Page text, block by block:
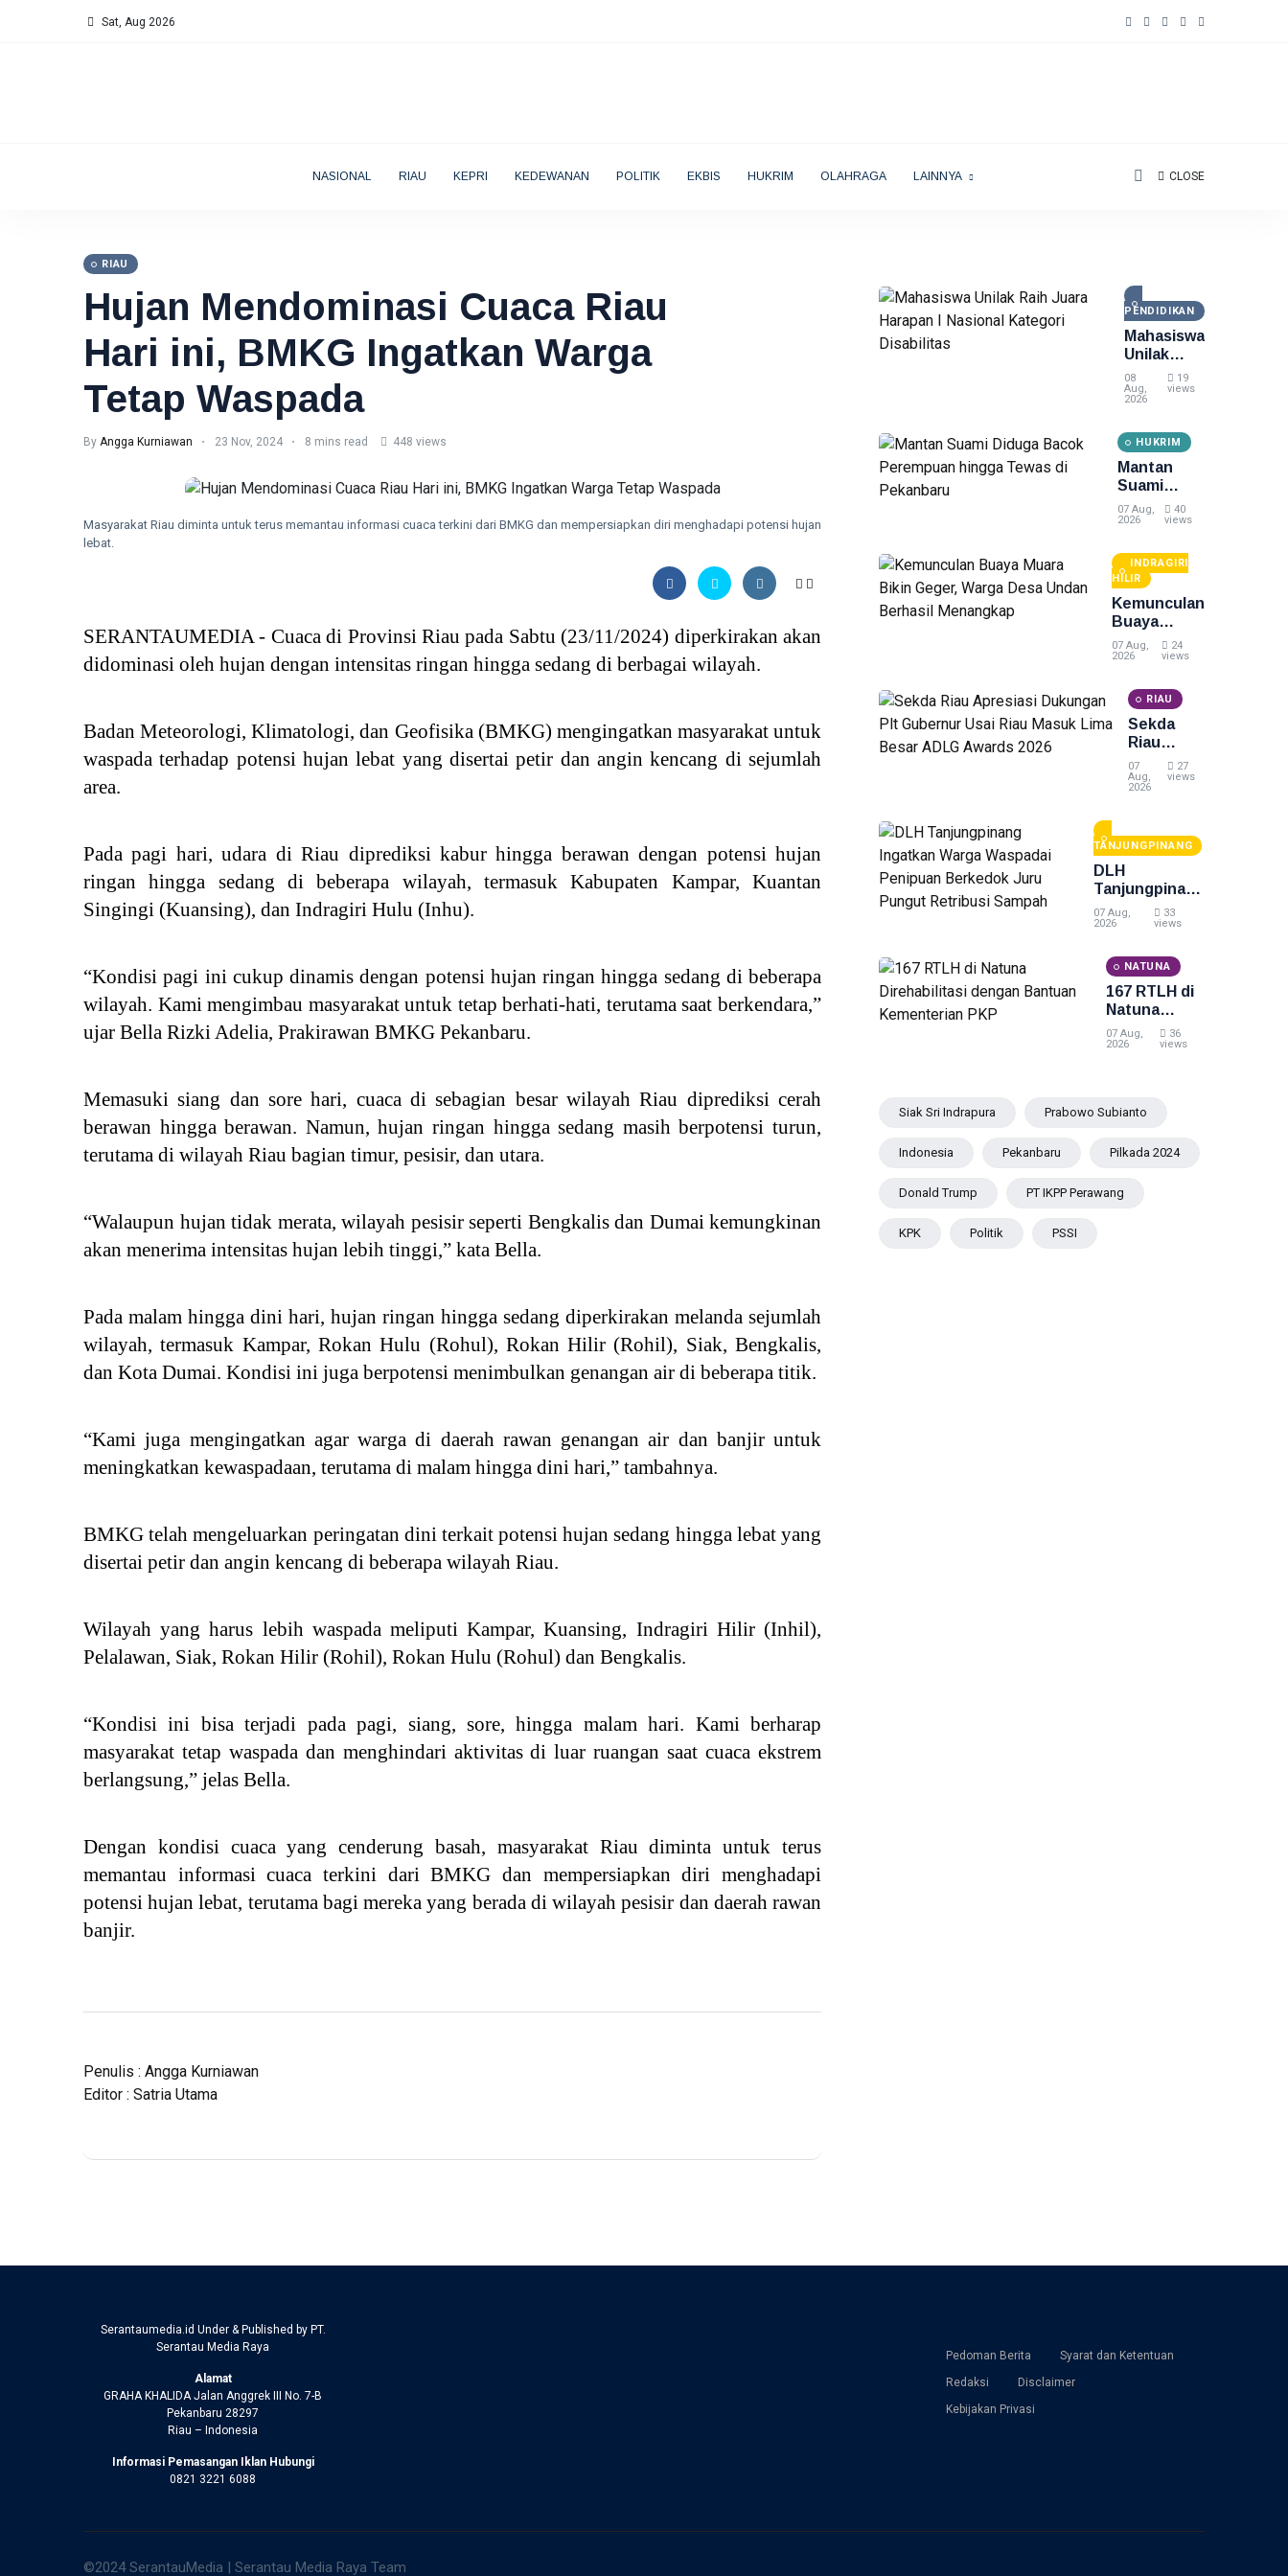
Sat, Aug 2026
NASIONAL RIAU KEPRI KEDEWANAN POLITIK EKBIS HUKRIM OLAHRAGA LAINNYA CLOSE
RIAU
Hujan Mendominasi Cuaca Riau
Hari ini, BMKG Ingatkan Warga
Tetap Waspada
By Angga Kurniawan 23 Nov, 2024 8 mins read 448 views
Masyarakat Riau diminta untuk terus memantau informasi cuaca terkini dari BMKG dan mempersiapkan diri menghadapi potensi hujan
lebat.
SERANTAUMEDIA - Cuaca di Provinsi Riau pada Sabtu (23/11/2024) diperkirakan akan
didominasi oleh hujan dengan intensitas ringan hingga sedang di berbagai wilayah.
Badan Meteorologi, Klimatologi, dan Geofisika (BMKG) mengingatkan masyarakat untuk
waspada terhadap potensi hujan lebat yang disertai petir dan angin kencang di sejumlah
area.
Pada pagi hari, udara di Riau diprediksi kabur hingga berawan dengan potensi hujan
ringan hingga sedang di beberapa wilayah, termasuk Kabupaten Kampar, Kuantan
Singingi (Kuansing), dan Indragiri Hulu (Inhu).
“Kondisi pagi ini cukup dinamis dengan potensi hujan ringan hingga sedang di beberapa
wilayah. Kami mengimbau masyarakat untuk tetap berhati-hati, terutama saat berkendara,”
ujar Bella Rizki Adelia, Prakirawan BMKG Pekanbaru.
Memasuki siang dan sore hari, cuaca di sebagian besar wilayah Riau diprediksi cerah
berawan hingga berawan. Namun, hujan ringan hingga sedang masih berpotensi turun,
terutama di wilayah Riau bagian timur, pesisir, dan utara.
“Walaupun hujan tidak merata, wilayah pesisir seperti Bengkalis dan Dumai kemungkinan
akan menerima intensitas hujan lebih tinggi,” kata Bella.
Pada malam hingga dini hari, hujan ringan hingga sedang diperkirakan melanda sejumlah
wilayah, termasuk Kampar, Rokan Hulu (Rohul), Rokan Hilir (Rohil), Siak, Bengkalis,
dan Kota Dumai. Kondisi ini juga berpotensi menimbulkan genangan air di beberapa titik.
“Kami juga mengingatkan agar warga di daerah rawan genangan air dan banjir untuk
meningkatkan kewaspadaan, terutama di malam hingga dini hari,” tambahnya.
BMKG telah mengeluarkan peringatan dini terkait potensi hujan sedang hingga lebat yang
disertai petir dan angin kencang di beberapa wilayah Riau.
Wilayah yang harus lebih waspada meliputi Kampar, Kuansing, Indragiri Hilir (Inhil),
Pelalawan, Siak, Rokan Hilir (Rohil), Rokan Hulu (Rohul) dan Bengkalis.
“Kondisi ini bisa terjadi pada pagi, siang, sore, hingga malam hari. Kami berharap
masyarakat tetap waspada dan menghindari aktivitas di luar ruangan saat cuaca ekstrem
berlangsung,” jelas Bella.
Dengan kondisi cuaca yang cenderung basah, masyarakat Riau diminta untuk terus
memantau informasi cuaca terkini dari BMKG dan mempersiapkan diri menghadapi
potensi hujan lebat, terutama bagi mereka yang berada di wilayah pesisir dan daerah rawan
banjir.
Penulis : Angga Kurniawan
Editor : Satria Utama
PENDIDIKAN
Mahasiswa
Unilak
Raih Juara
Harapan I
Disabilitas
08
Aug,
2026
19
views
HUKRIM
Mantan
Suami
Diduga
Bacok
hingga
Tewas di
Pekanbaru
07 Aug,
2026
40
views
INDRAGIRI
HILIR
Kemunculan
Buaya
Muara Bikin
Geger,
Undan
Berhasil
Menangkap
07 Aug,
2026
24
views
RIAU
Sekda
Riau
Apresiasi
Dukungan
Usai Riau
Masuk
Besar
ADLG
Awards
07
Aug,
2026
27
views
TANJUNGPINANG
DLH
Tanjungpinang
Ingatkan
Warga
Penipuan
Berkedok Juru
Pungut
Retribusi
Sampah
07 Aug,
2026
33
views
NATUNA
167 RTLH di
Natuna
Direhabilitasi
dengan
07 Aug,
2026
36
views
Siak Sri Indrapura Prabowo Subianto
Indonesia Pekanbaru Pilkada 2024
Donald Trump PT IKPP Perawang
KPK Politik PSSI
Serantaumedia.id Under & Published by PT.
Serantau Media Raya
Alamat
GRAHA KHALIDA Jalan Anggrek III No. 7-B
Pekanbaru 28297
Riau – Indonesia
Informasi Pemasangan Iklan Hubungi
0821 3221 6088
Pedoman Berita
Syarat dan Ketentuan
Redaksi
Disclaimer
Kebijakan Privasi
©2024 SerantauMedia | Serantau Media Raya Team